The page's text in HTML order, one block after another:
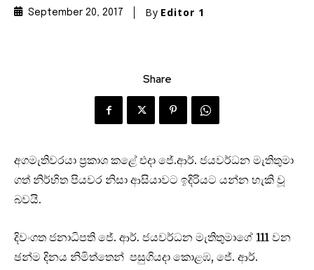
September 20, 2017 By Editor 1
Share
අගමැතිවරයා ප්‍රකාශ කළේ එදා ජේ.ආර්. ජයවර්ධන මැතිතුමා
ගත් නිර්භිත පියවර නිසා ආසියාවට ඉදිරියට යන්න හැකි වූ
බවයි.
දිවංගත ජනාධිපති ජේ. ආර්. ජයවර්ධන මැතිතුමාගේ 111 වන
ඡන්ම දිනය නිමිත්තෙන් පසුගියදා කොළඹ, ජේ. ආර්.